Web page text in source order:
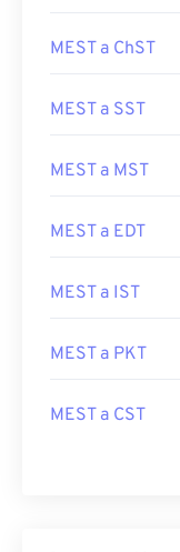
MEST a ChST
MEST a SST
MEST a MST
MEST a EDT
MEST a IST
MEST a PKT
MEST a CST